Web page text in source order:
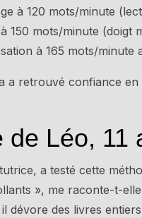
à 120 mots/minute
150 mots/minute (doigt
à 165 mots/
a retrouvé confiance
de Léo, 11
a testé cette
», me raconte-t-
dévore des livres